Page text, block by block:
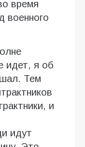
время
военного
идет, я об
Тем
и
идут